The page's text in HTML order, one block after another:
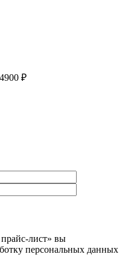
₽
лист» вы
персональных данных